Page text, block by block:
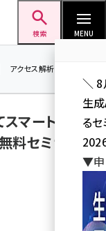
検索 MENU
アクセス解析／データ分析
マートフォ
料セミナー
＼ 8
生
る
▼申